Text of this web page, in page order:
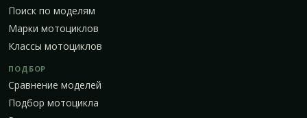
Поиск по моделям
Марки мотоциклов
Классы мотоциклов
ПОДБОР
Сравнение моделей
Подбор мотоцикла